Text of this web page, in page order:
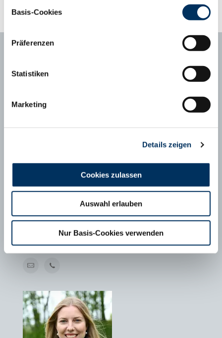
Cookies, wenn Sie unsere Webseite weiterhin nutzen.
Basis-Cookies
Präferenzen
Statistiken
Marketing
Details zeigen
Cookies zulassen
Auswahl erlauben
Nur Basis-Cookies verwenden
MAXIMILIAN SCHÄFER
Geschäftsführer FHB e.V., Bonn
T +49 228 6294799-1